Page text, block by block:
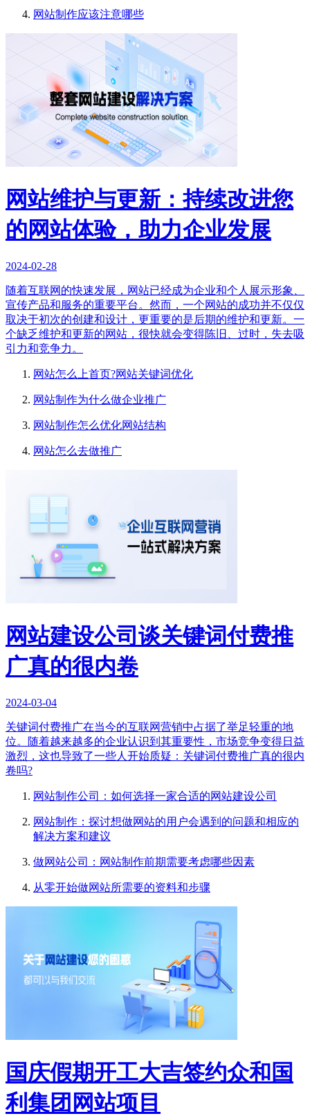
网站制作应该注意哪些
网站维护与更新：持续改进您
的网站体验，助力企业发展
2024-02-28
随着互联网的快速发展，网站已经成为企业和个人展示形象、
宣传产品和服务的重要平台。然而，一个网站的成功并不仅仅
取决于初次的创建和设计，更重要的是后期的维护和更新。一
个缺乏维护和更新的网站，很快就会变得陈旧、过时，失去吸
引力和竞争力。
网站怎么上首页?网站关键词优化
网站制作为什么做企业推广
网站制作怎么优化网站结构
网站怎么去做推广
网站建设公司谈关键词付费推
广真的很内卷
2024-03-04
关键词付费推广在当今的互联网营销中占据了举足轻重的地
位。随着越来越多的企业认识到其重要性，市场竞争变得日益
激烈，这也导致了一些人开始质疑：关键词付费推广真的很内
卷吗?
网站制作公司：如何选择一家合适的网站建设公司
网站制作：探讨想做网站的用户会遇到的问题和相应的
解决方案和建议
做网站公司：网站制作前期需要考虑哪些因素
从零开始做网站所需要的资料和步骤
国庆假期开工大吉签约众和国
利集团网站项目